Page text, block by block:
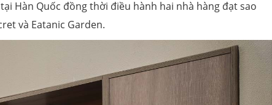
Hàn Quốc đồng thời điều hành hai nhà hàng đạt sao
và Eatanic Garden.